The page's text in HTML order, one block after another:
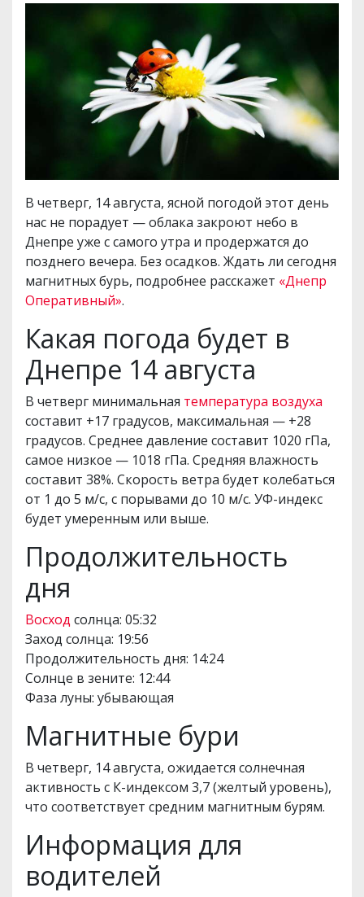
В четверг, 14 августа, ясной погодой этот день
нас не порадует — облака закроют небо в
Днепре уже с самого утра и продержатся до
позднего вечера. Без осадков. Ждать ли сегодня
магнитных бурь, подробнее расскажет «Днепр
Оперативный».
Какая погода будет в
Днепре 14 августа
В четверг минимальная температура воздуха
составит +17 градусов, максимальная — +28
градусов. Среднее давление составит 1020 гПа,
самое низкое — 1018 гПа. Средняя влажность
составит 38%. Скорость ветра будет колебаться
от 1 до 5 м/с, с порывами до 10 м/с. УФ-индекс
будет умеренным или выше.
Продолжительность
дня
Восход солнца: 05:32
Заход солнца: 19:56
Продолжительность дня: 14:24
Солнце в зените: 12:44
Фаза луны: убывающая
Магнитные бури
В четверг, 14 августа, ожидается солнечная
активность с К-индексом 3,7 (желтый уровень),
что соответствует средним магнитным бурям.
Информация для
водителей